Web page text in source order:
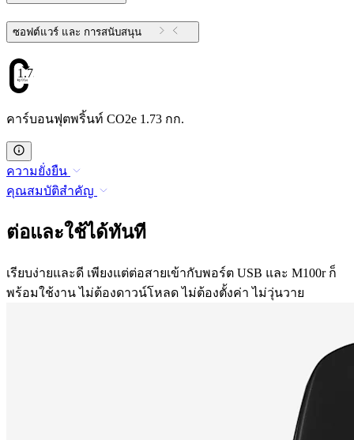
ซอฟต์แวร์ และ การสนับสนุน
1.73
คาร์บอนฟุตพริ้นท์ CO2e 1.73 กก.
ความยั่งยืน
คุณสมบัติสำคัญ
ต่อและใช้ได้ทันที
เรียบง่ายและดี เพียงแต่ต่อสายเข้ากับพอร์ต USB และ M100r ก็
พร้อมใช้งาน ไม่ต้องดาวน์โหลด ไม่ต้องตั้งค่า ไม่วุ่นวาย